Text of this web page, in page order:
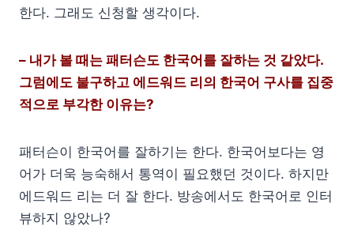
한다. 그래도 신청할 생각이다.
– 내가 볼 때는 패터슨도 한국어를 잘하는 것 같았다.
그럼에도 불구하고 에드워드 리의 한국어 구사를 집중
적으로 부각한 이유는?
패터슨이 한국어를 잘하기는 한다. 한국어보다는 영
어가 더욱 능숙해서 통역이 필요했던 것이다. 하지만
에드워드 리는 더 잘 한다. 방송에서도 한국어로 인터
뷰하지 않았나?